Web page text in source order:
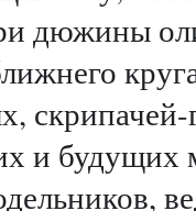
дюжины
и будущих